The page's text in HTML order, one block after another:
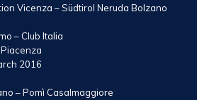
Vicenza – Südtirol Neruda Bolzano
– Club Italia
2016
– Pomì Casalmaggiore